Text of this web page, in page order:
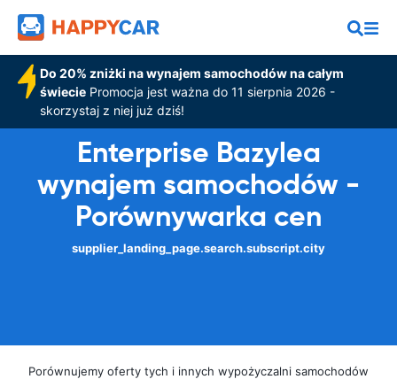
Do 20% zniżki na wynajem samochodów na całym
świeciePromocja jest ważna do 11 sierpnia 2026 -
skorzystaj z niej już dziś!
Enterprise Bazylea
wynajem samochodów -
Porównywarka cen
supplier_landing_page.search.subscript.city
Porównujemy oferty tych i innych wypożyczalni samochodów